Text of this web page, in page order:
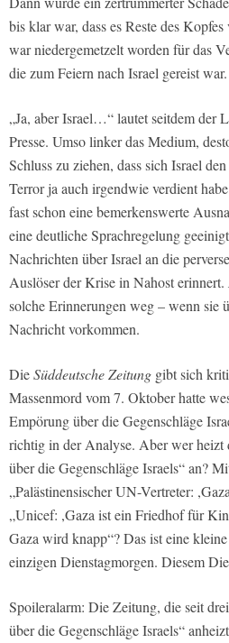
bis klar war, dass es Reste des
war niedergemetzelt worden für das
die zum Feiern nach Israel gereist war.
„Ja, aber Israel…“ lautet seitdem der
Presse. Umso linker das Medium,
Schluss zu ziehen, dass sich Israel
Terror ja auch irgendwie verdient
fast schon eine bemerkenswerte
eine deutliche Sprachregelung
Nachrichten über Israel an die
Auslöser der Krise in Nahost erinnert.
solche Erinnerungen weg – wenn sie
Nachricht vorkommen.
DieSüddeutsche Zeitung gibt sich
Massenmord vom 7. Oktober hatte
Empörung über die Gegenschläge
richtig in der Analyse. Aber wer
über die Gegenschläge Israels“ an?
„Palästinensischer UN-Vertreter:
„Unicef: ,Gaza ist ein Friedhof für
Gaza wird knapp“? Das ist eine
einzigen Dienstagmorgen. Diesem
Spoileralarm: Die Zeitung, die seit
über die Gegenschläge Israels“